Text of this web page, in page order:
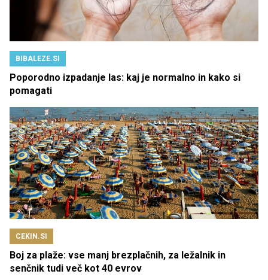
BIBALEZE.SI
Poporodno izpadanje las: kaj je normalno in kako si
pomagati
CEKIN.SI
Boj za plaže: vse manj brezplačnih, za ležalnik in
senčnik tudi več kot 40 evrov